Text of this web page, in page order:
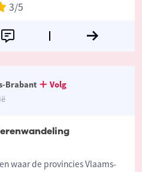
3/5
Brabant
Volg
waar de provincies Vlaams-